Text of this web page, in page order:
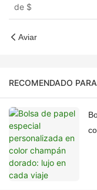
de $
Aviar
RECOMENDADO